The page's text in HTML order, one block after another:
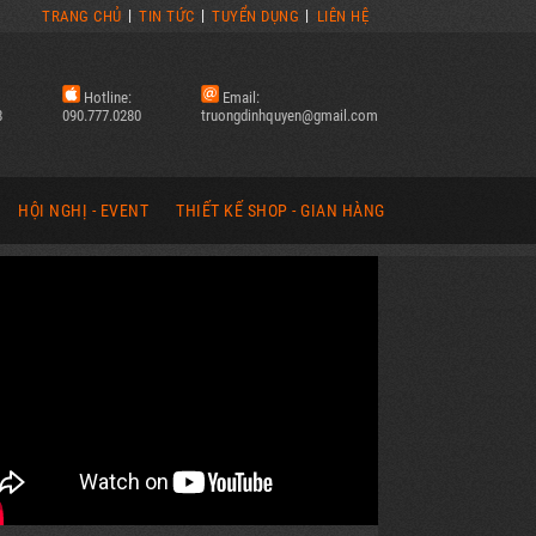
LIÊN HỆ
TUYỂN DỤNG
TIN TỨC
TRANG CHỦ
Email:
truongdinhquyen@gmail.com
Hotline:
090.777.0280
HỘI NGHỊ - EVENT
HÌNH ẢNH HỘI NGHỊ (EVENT)
THIẾT KẾ SHOP - GIAN HÀNG
HÌNH ẢNH THI CÔNG (BOOTH)